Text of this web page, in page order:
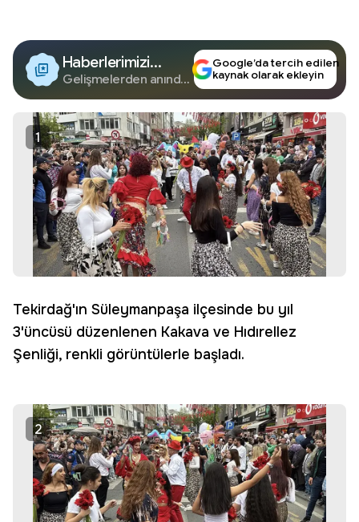
Haberlerimizi
Google'da Takip
Edin
Gelişmelerden anında
Google’da tercih edilen
kaynak olarak ekleyin
1
Tekirdağ'ın Süleymanpaşa ilçesinde bu yıl
3'üncüsü düzenlenen Kakava ve Hıdırellez
Şenliği, renkli görüntülerle başladı.
2